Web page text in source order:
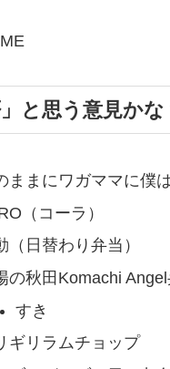
」と思う意見かな
ままにワガママに僕
（コーラ）
（日替わり弁当）
の秋田Komachi Angel
すき
ギリラムチョップ